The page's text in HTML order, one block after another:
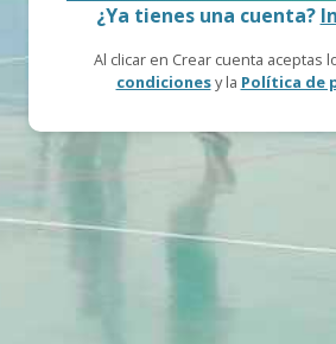
¿Ya tienes una cuenta?
Al clicar en Crear cuenta aceptas
condicionesy la Política de